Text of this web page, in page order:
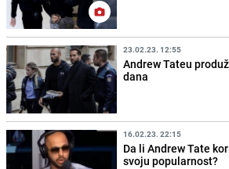
23.02.23. 12:55
Andrew Tateu
dana
16.02.23. 22:15
Da li Andrew Tate
svoju popularnost?